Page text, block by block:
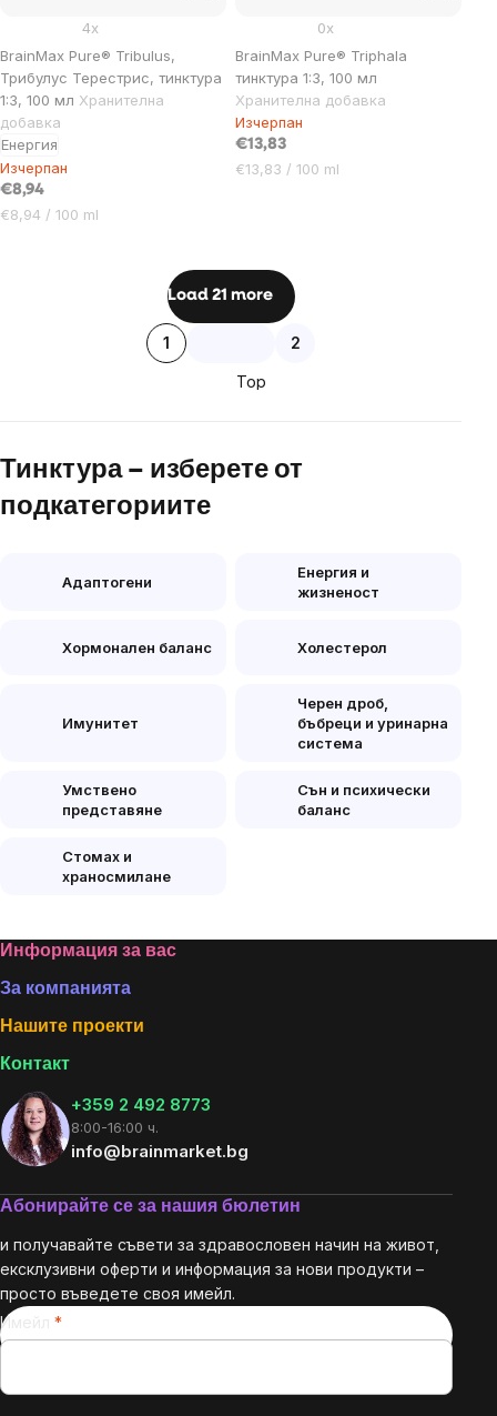
BrainMax Pure® Tribulus,
Трибулус Терестрис, тинктура
1:3, 100 мл Хранителна
добавка
Енергия
4x
Изчерпан
€8,94
Цена
€8,94 / 100 ml
BrainMax Pure® Triphala
тинктура 1:3, 100 мл
Хранителна добавка
0x
Изчерпан
€13,83
Цена
€13,83 / 100 ml
Listing
controls
Load 21 more
Pagination
1 2
Top
Тинктура – изберете от
подкатегориите
Адаптогени
Енергия и
жизненост
Хормонален баланс Холестерол
Имунитет
Черен дроб,
бъбреци и уринарна
система
Умствено
представяне
Сън и психически
баланс
Стомах и
храносмилане
Footer
Информация за вас
За компанията
Нашите проекти
Контакт
+359 2 492 8773
8:00-16:00 ч.
info@brainmarket.bg
Абонирайте се за нашия бюлетин
и получавайте съвети за здравословен начин на живот,
ексклузивни оферти и информация за нови продукти –
просто въведете своя имейл.
Имейл